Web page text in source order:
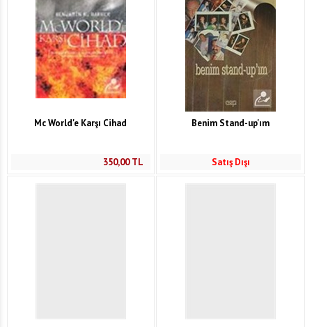
Mc World'e Karşı Cihad
350,00TL
Benim Stand-up'ım
Satış Dışı